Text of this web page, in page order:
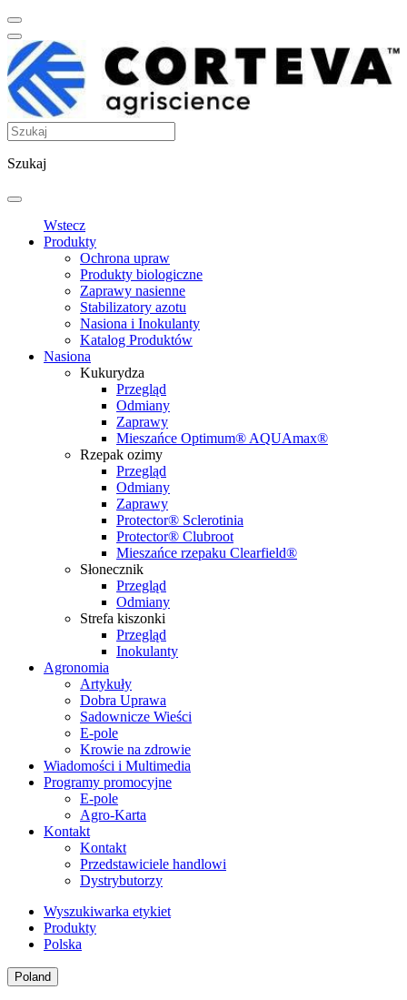
Szukaj
Wstecz
Produkty
Ochrona upraw
Produkty biologiczne
Zaprawy nasienne
Stabilizatory azotu
Nasiona i Inokulanty
Katalog Produktów
Nasiona
Kukurydza
Przegląd
Odmiany
Zaprawy
Mieszańce Optimum® AQUAmax®
Rzepak ozimy
Przegląd
Odmiany
Zaprawy
Protector® Sclerotinia
Protector® Clubroot
Mieszańce rzepaku Clearfield®
Słonecznik
Przegląd
Odmiany
Strefa kiszonki
Przegląd
Inokulanty
Agronomia
Artykuły
Dobra Uprawa
Sadownicze Wieści
E-pole
Krowie na zdrowie
Wiadomości i Multimedia
Programy promocyjne
E-pole
Agro-Karta
Kontakt
Kontakt
Przedstawiciele handlowi
Dystrybutorzy
Wyszukiwarka etykiet
Produkty
Polska
Poland